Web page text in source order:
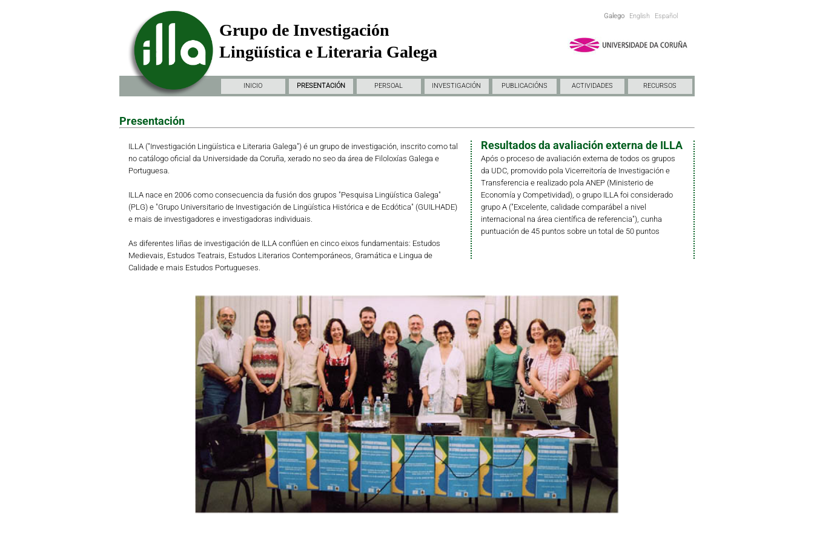
Galego English Español
Grupo de Investigación
Lingüística e Literaria Galega
INICIO PRESENTACIÓN PERSOAL INVESTIGACIÓN PUBLICACIÓNS ACTIVIDADES RECURSOS
Presentación
ILLA ("Investigación Lingüística e Literaria Galega") é un grupo de investigación, inscrito como tal
no catálogo oficial da Universidade da Coruña, xerado no seo da área de Filoloxías Galega e
Portuguesa.
ILLA nace en 2006 como consecuencia da fusión dos grupos "Pesquisa Lingüística Galega"
(PLG) e "Grupo Universitario de Investigación de Lingüística Histórica e de Ecdótica" (GUILHADE)
e mais de investigadores e investigadoras individuais.
As diferentes liñas de investigación de ILLA conflúen en cinco eixos fundamentais: Estudos
Medievais, Estudos Teatrais, Estudos Literarios Contemporáneos, Gramática e Lingua de
Calidade e mais Estudos Portugueses.
Resultados da avaliación externa de ILLA
Após o proceso de avaliación externa de todos os grupos
da UDC, promovido pola Vicerreitoría de Investigación e
Transferencia e realizado pola ANEP (Ministerio de
Economía y Competividad), o grupo ILLA foi considerado
grupo A ("Excelente, calidade comparábel a nivel
internacional na área científica de referencia"), cunha
puntuación de 45 puntos sobre un total de 50 puntos